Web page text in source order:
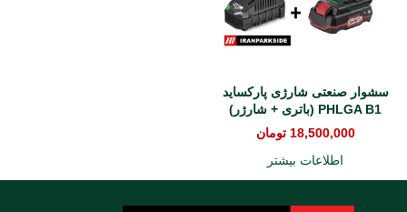
سشوار صنعتی شارژی پارکساید
PHLGA B1 (باتری + شارژر)
18,500,000 تومان
اطلاعات بیشتر